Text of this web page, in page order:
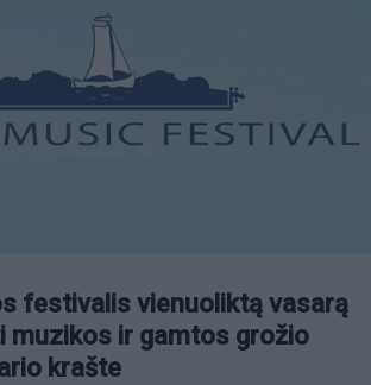
festivalis vienuoliktą vasarą
muzikos ir gamtos grožio
krašte